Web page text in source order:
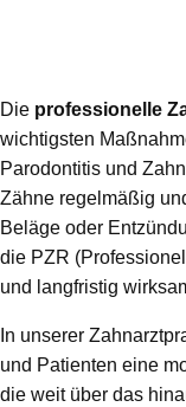
Die professionelle
wichtigsten
Parodontitis und
Zähne regelmäßig
Beläge oder
die PZR
und langfristig
In unserer
und Patienten eine
die weit über das